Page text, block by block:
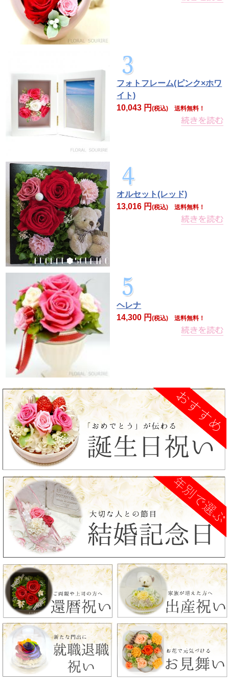
フォトフレーム(ピンク×ホワ
イト)
10,043 円(税込) 送料無料！
オルセット(レッド)
13,016 円(税込) 送料無料！
ヘレナ
14,300 円(税込) 送料無料！